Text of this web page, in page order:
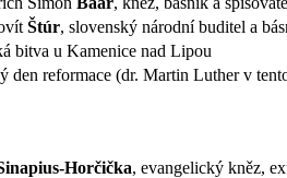
Štúr, slovenský národní buditel a
bitva u Kamenice nad Lipou
den reformace (dr. Martin Luther v
Horčička, evangelický kněz,